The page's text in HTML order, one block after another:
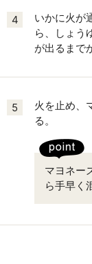
4
いかに火が
ら、しょう
が出るまで
5
火を止め、
る。
マヨネー
ら手早く